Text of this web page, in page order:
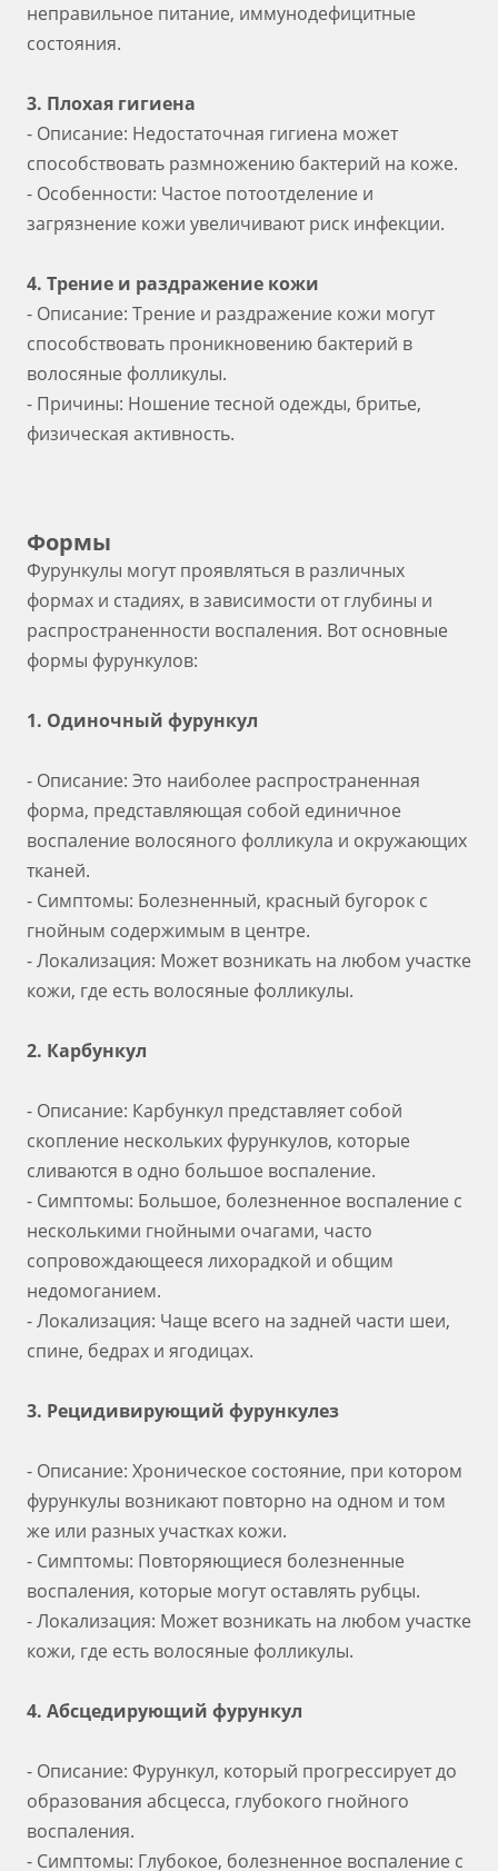
неправильное питание, иммунодефицитные
состояния.
3. Плохая гигиена
- Описание: Недостаточная гигиена может
способствовать размножению бактерий на коже.
- Особенности: Частое потоотделение и
загрязнение кожи увеличивают риск инфекции.
4. Трение и раздражение кожи
- Описание: Трение и раздражение кожи могут
способствовать проникновению бактерий в
волосяные фолликулы.
- Причины: Ношение тесной одежды, бритье,
физическая активность.
Формы
Фурункулы могут проявляться в различных
формах и стадиях, в зависимости от глубины и
распространенности воспаления. Вот основные
формы фурункулов:
1. Одиночный фурункул
- Описание: Это наиболее распространенная
форма, представляющая собой единичное
воспаление волосяного фолликула и окружающих
тканей.
- Симптомы: Болезненный, красный бугорок с
гнойным содержимым в центре.
- Локализация: Может возникать на любом участке
кожи, где есть волосяные фолликулы.
2. Карбункул
- Описание: Карбункул представляет собой
скопление нескольких фурункулов, которые
сливаются в одно большое воспаление.
- Симптомы: Большое, болезненное воспаление с
несколькими гнойными очагами, часто
сопровождающееся лихорадкой и общим
недомоганием.
- Локализация: Чаще всего на задней части шеи,
спине, бедрах и ягодицах.
3. Рецидивирующий фурункулез
- Описание: Хроническое состояние, при котором
фурункулы возникают повторно на одном и том
же или разных участках кожи.
- Симптомы: Повторяющиеся болезненные
воспаления, которые могут оставлять рубцы.
- Локализация: Может возникать на любом участке
кожи, где есть волосяные фолликулы.
4. Абсцедирующий фурункул
- Описание: Фурункул, который прогрессирует до
образования абсцесса, глубокого гнойного
воспаления.
- Симптомы: Глубокое, болезненное воспаление с